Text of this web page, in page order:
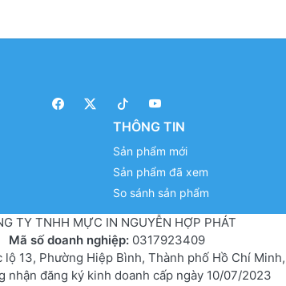
THÔNG TIN
Sản phẩm mới
Sản phẩm đã xem
So sánh sản phẩm
TY TNHH MỰC IN NGUYỄN HỢP PHÁT
Mã số doanh nghiệp: 0317923409
13, Phường Hiệp Bình, Thành phố Hồ Chí
nhận đăng ký kinh doanh cấp ngày 10/07/2023